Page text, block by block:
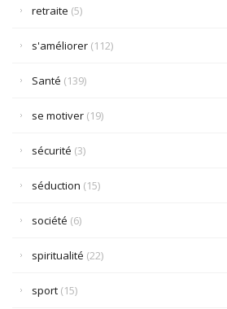
retraite (5)
s'améliorer (112)
Santé (139)
se motiver (19)
sécurité (3)
séduction (15)
société (6)
spiritualité (22)
sport (15)